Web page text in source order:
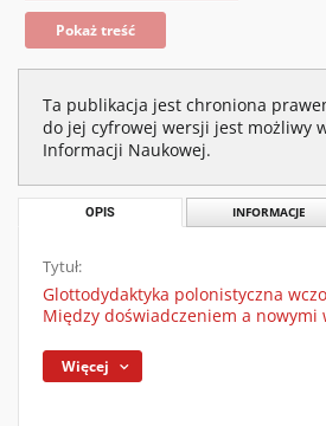
Pokaż treść
Ta publikacja jest chroniona
do jej cyfrowej wersji jest możliwy
Informacji Naukowej.
OPIS INFORMACJE
Tytuł:
Glottodydaktyka polonistyczna
Między doświadczeniem a nowymi
Więcej